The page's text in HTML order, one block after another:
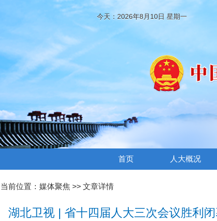
今天：2026年8月10日 星期一
首页 人大概况
当前位置： 媒体聚焦 >> 文章详情
湖北卫视 | 省十四届人大三次会议胜利